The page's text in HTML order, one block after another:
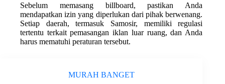
Sebelum memasang billboard, pastikan Anda
mendapatkan izin yang diperlukan dari pihak berwenang.
Setiap daerah, termasuk Samosir, memiliki regulasi
tertentu terkait pemasangan iklan luar ruang, dan Anda
harus mematuhi peraturan tersebut.
MURAH BANGET